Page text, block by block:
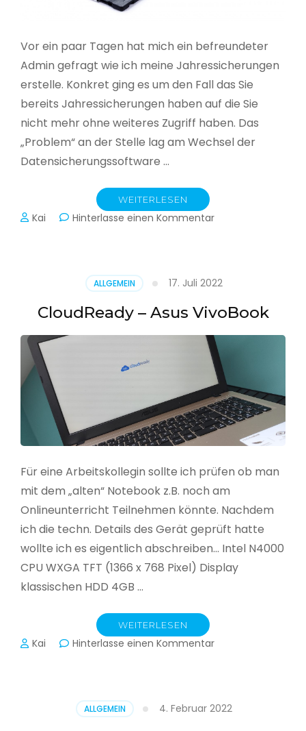
Vor ein paar Tagen hat mich ein befreundeter
Admin gefragt wie ich meine Jahressicherungen
erstelle. Konkret ging es um den Fall das Sie
bereits Jahressicherungen haben auf die Sie
nicht mehr ohne weiteres Zugriff haben. Das
„Problem“ an der Stelle lag am Wechsel der
Datensicherungssoftware …
WEITERLESEN
Kai Hinterlasse einen Kommentarzu
Jahressicherung
ALLGEMEIN 17. Juli 2022
CloudReady – Asus VivoBook
Für eine Arbeitskollegin sollte ich prüfen ob man
mit dem „alten“ Notebook z.B. noch am
Onlineunterricht Teilnehmen könnte. Nachdem
ich die techn. Details des Gerät geprüft hatte
wollte ich es eigentlich abschreiben… Intel N4000
CPU WXGA TFT (1366 x 768 Pixel) Display
klassischen HDD 4GB …
WEITERLESEN
Kai Hinterlasse einen Kommentarzu
ALLGEMEIN 4. Februar 2022